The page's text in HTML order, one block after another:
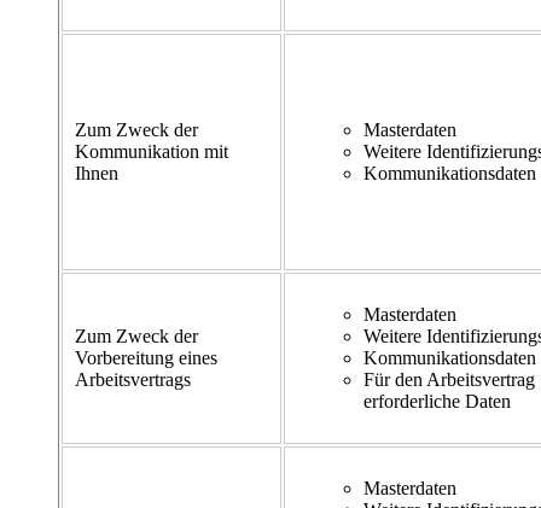
Zum Zweck der
Kommunikation mit
Ihnen
Masterdaten
Weitere
Kommunikationsdaten
Zum Zweck der
Vorbereitung eines
Arbeitsvertrags
Masterdaten
Weitere
Kommunikationsdaten
Für den Arbeitsvertrag
erforderliche Daten
Masterdaten